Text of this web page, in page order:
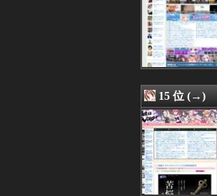
08/08 07:45
08/08 07:45
08/08 07:39
08/08 07:34
08/08 07:33
08/08 07:31
08/08 07:30
15 位 (→)